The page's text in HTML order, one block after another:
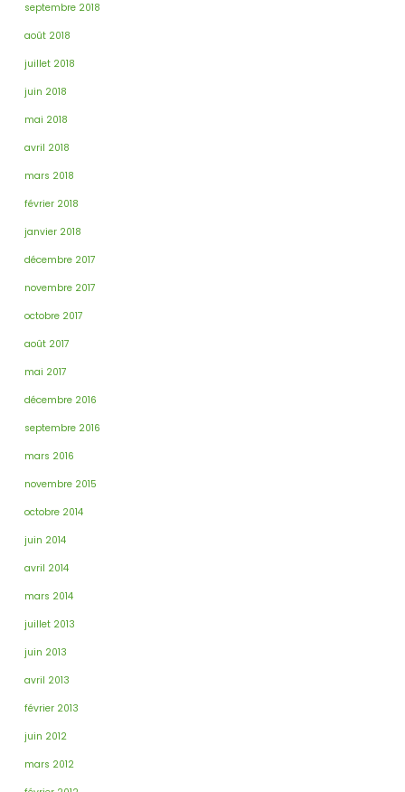
septembre 2018
août 2018
juillet 2018
juin 2018
mai 2018
avril 2018
mars 2018
février 2018
janvier 2018
décembre 2017
novembre 2017
octobre 2017
août 2017
mai 2017
décembre 2016
septembre 2016
mars 2016
novembre 2015
octobre 2014
juin 2014
avril 2014
mars 2014
juillet 2013
juin 2013
avril 2013
février 2013
juin 2012
mars 2012